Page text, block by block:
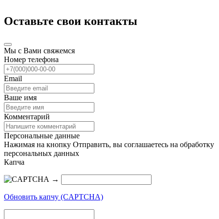
Оставьте свои контакты
Мы с Вами свяжемся
Номер телефона
Email
Ваше имя
Комментарий
Персональные данные
Нажимая на кнопку Отправить, вы соглашаетесь на обработку
персональных данных
Капча
→
Обновить капчу (CAPTCHA)